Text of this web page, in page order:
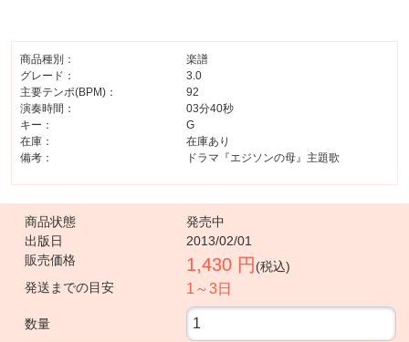
商品種別：
楽譜
グレード：
3.0
主要テンポ(BPM)：
92
演奏時間：
03分40秒
キー：
G
在庫：
在庫あり
備考：
ドラマ『エジソンの母』主題歌
商品状態
発売中
出版日
2013/02/01
販売価格
1,430 円 (税込)
発送までの目安
1～3日
数量